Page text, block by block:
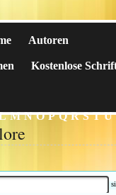
Autoren
Kostenlose
M N O P Q R S T U